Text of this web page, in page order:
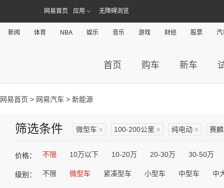
网易首页 应用 无障碍浏览
新闻 体育 NBA 娱乐 音乐 游戏 财经 股票 汽
首页 购车 新车
网易首页 > 网易汽车 > 新能源
筛选条件 微型车 × 100-200公里 × 纯电动 × 赛麟
价格： 不限 10万以下 10-20万 20-30万 30-50万
级别： 不限 微型车 紧凑型车 小型车 中型车 中